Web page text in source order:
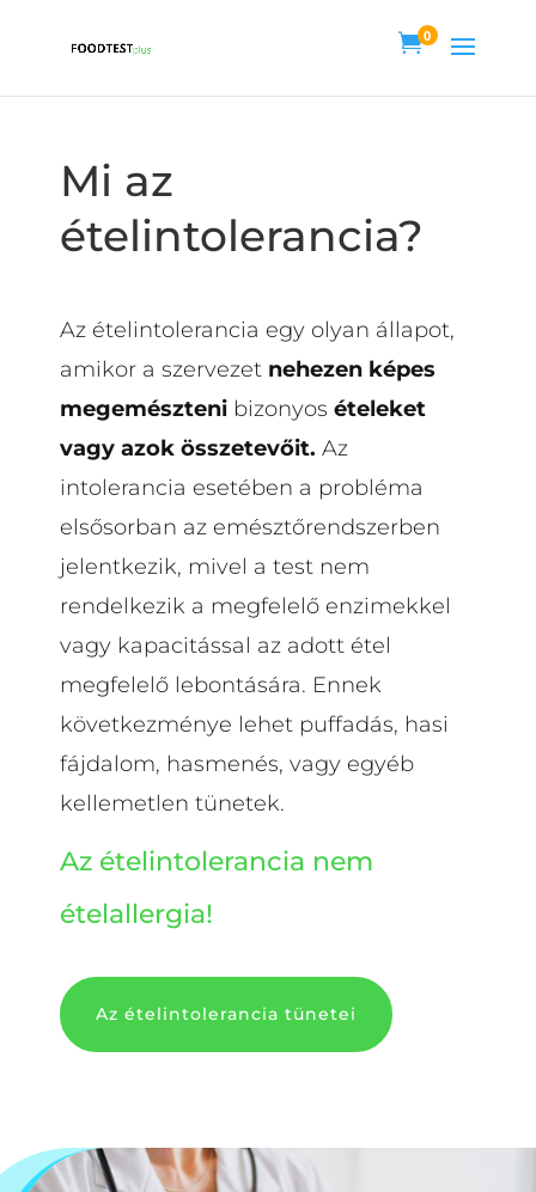
0
Mi az
ételintolerancia?
Az ételintolerancia egy olyan állapot,
amikor a szervezet nehezen képes
megemészteni bizonyos ételeket
vagy azok összetevőit. Az
intolerancia esetében a probléma
elsősorban az emésztőrendszerben
jelentkezik, mivel a test nem
rendelkezik a megfelelő enzimekkel
vagy kapacitással az adott étel
megfelelő lebontására. Ennek
következménye lehet puffadás, hasi
fájdalom, hasmenés, vagy egyéb
kellemetlen tünetek.
Az ételintolerancia nem
ételallergia!
Az ételintolerancia tünetei